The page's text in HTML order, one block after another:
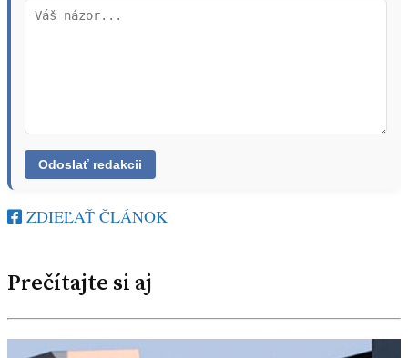
ZDIEĽAŤ ČLÁNOK
Prečítajte si aj